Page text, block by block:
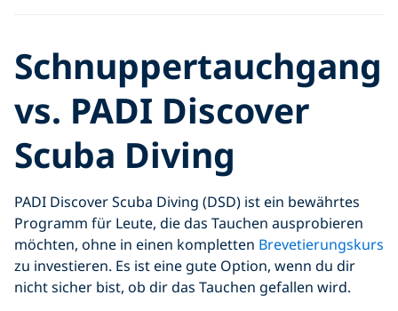
Schnuppertauchgang
vs. PADI Discover
Scuba Diving
PADI Discover Scuba Diving (DSD) ist ein bewährtes
Programm für Leute, die das Tauchen ausprobieren
möchten, ohne in einen kompletten Brevetierungskurs
zu investieren. Es ist eine gute Option, wenn du dir
nicht sicher bist, ob dir das Tauchen gefallen wird.